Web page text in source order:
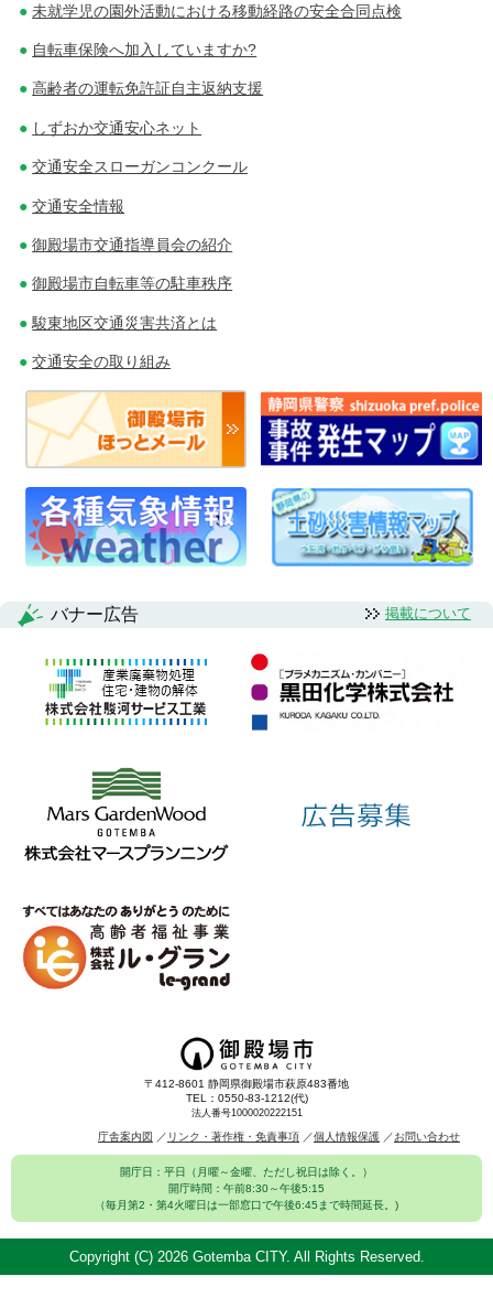
ー
シ
ョ
ン
未就学児の園外活動における移動経路の安全合同点検
自転車保険へ加入していますか?
高齢者の運転免許証自主返納支援
しずおか交通安心ネット
交通安全スローガンコンクール
交通安全情報
御殿場市交通指導員会の紹介
御殿場市自転車等の駐車秩序
駿東地区交通災害共済とは
交通安全の取り組み
バナー広告 掲載について
〒412-8601 静岡県御殿場市萩原483番地
TEL：0550-83-1212(代)
法人番号1000020222151
庁舎案内図 リンク・著作権・免責事項 個人情報保護 お問い合わせ
開庁日：平日（月曜～金曜、ただし祝日は除く。）
開庁時間：午前8:30～午後5:15
（毎月第2・第4火曜日は一部窓口で午後6:45まで時間延長。)
Copyright (C) 2026 Gotemba CITY. All Rights Reserved.